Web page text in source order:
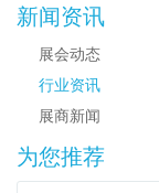
新闻资讯
展会动态
行业资讯
展商新闻
为您推荐